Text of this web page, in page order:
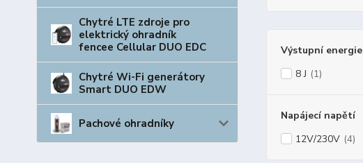
Chytré LTE zdroje pro
elektrický ohradník
fencee Cellular DUO EDC
Chytré Wi-Fi generátory
Smart DUO EDW
Pachové ohradníky
Výstupní energie
8 J (1)
Napájecí napětí
12V/230V (4)